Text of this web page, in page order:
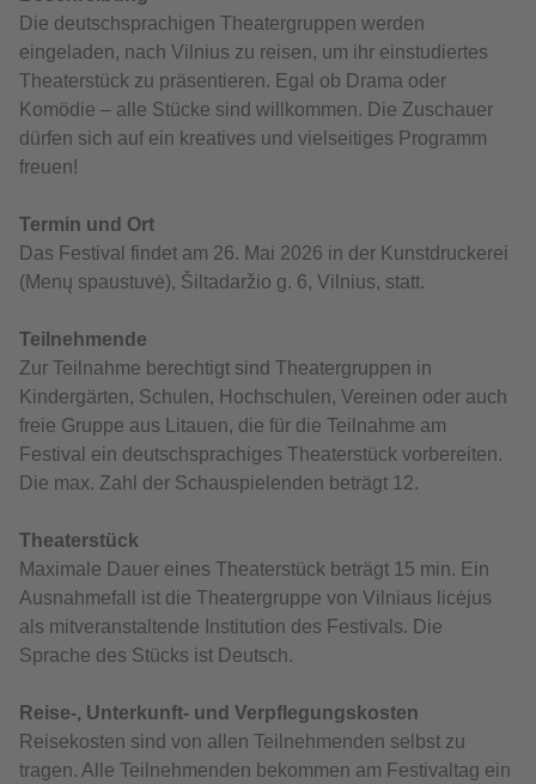
Die deutschsprachigen Theatergruppen werden
eingeladen, nach Vilnius zu reisen, um ihr einstudiertes
Theaterstück zu präsentieren. Egal ob Drama oder
Komödie – alle Stücke sind willkommen. Die Zuschauer
dürfen sich auf ein kreatives und vielseitiges Programm
freuen!
Termin und Ort
Das Festival findet am 26. Mai 2026 in der Kunstdruckerei
(Menų spaustuvė), Šiltadaržio g. 6, Vilnius, statt.
Teilnehmende
Zur Teilnahme berechtigt sind Theatergruppen in
Kindergärten, Schulen, Hochschulen, Vereinen oder auch
freie Gruppe aus Litauen, die für die Teilnahme am
Festival ein deutschsprachiges Theaterstück vorbereiten.
Die max. Zahl der Schauspielenden beträgt 12.
Theaterstück
Maximale Dauer eines Theaterstück beträgt 15 min. Ein
Ausnahmefall ist die Theatergruppe von Vilniaus licėjus
als mitveranstaltende Institution des Festivals. Die
Sprache des Stücks ist Deutsch.
Reise-, Unterkunft- und Verpflegungskosten
Reisekosten sind von allen Teilnehmenden selbst zu
tragen. Alle Teilnehmenden bekommen am Festivaltag ein